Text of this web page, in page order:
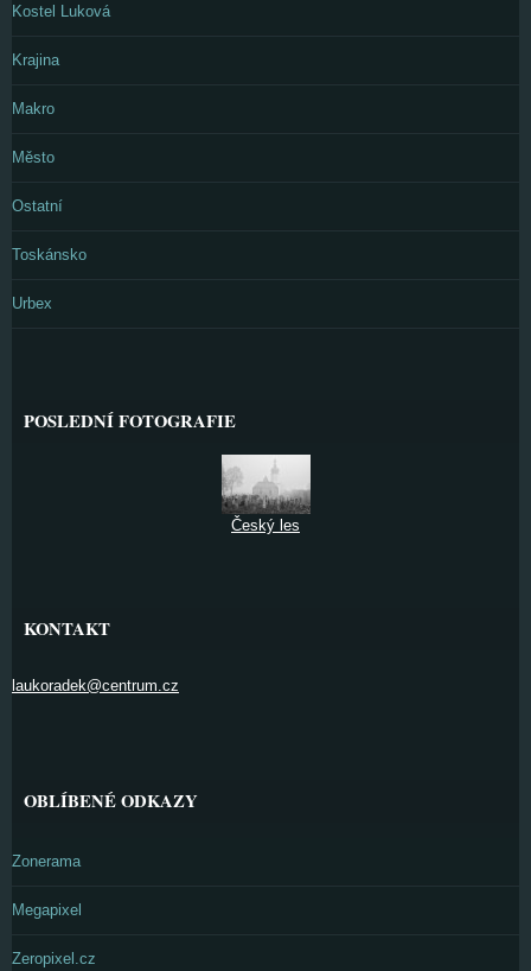
Kostel Luková
Krajina
Makro
Město
Ostatní
Toskánsko
Urbex
POSLEDNÍ FOTOGRAFIE
Český les
KONTAKT
laukoradek@centrum.cz
OBLÍBENÉ ODKAZY
Zonerama
Megapixel
Zeropixel.cz